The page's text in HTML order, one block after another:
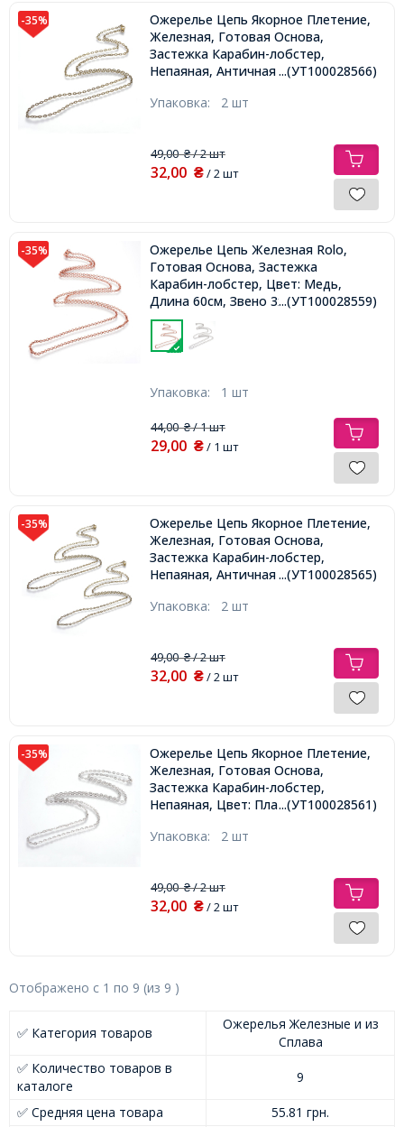
-35%
Ожерелье Цепь Якорное Плетение,
Железная, Готовая Основа,
Застежка Карабин-лобстер,
Непаяная, Античная Бронза, 60см,
...(УТ100028566)
Упаковка: 2 шт
49,00₴/ 2 шт
32,00 ₴/ 2 шт
-35%
Ожерелье Цепь Железная Rolo,
Готовая Основа, Застежка
Карабин-лобстер, Цвет: Медь,
Длина 60см, Звено 3х0.8мм,...(УТ100028559)
Упаковка: 1 шт
44,00₴/ 1 шт
29,00 ₴/ 1 шт
-35%
Ожерелье Цепь Якорное Плетение,
Железная, Готовая Основа,
Застежка Карабин-лобстер,
Непаяная, Античная Бронза, 45см,
...(УТ100028565)
Упаковка: 2 шт
49,00₴/ 2 шт
32,00 ₴/ 2 шт
-35%
Ожерелье Цепь Якорное Плетение,
Железная, Готовая Основа,
Застежка Карабин-лобстер,
Непаяная, Цвет: Платина, 45см,
...(УТ100028561)
Упаковка: 2 шт
49,00₴/ 2 шт
32,00 ₴/ 2 шт
Отображено с 1 по 9 (из 9 )
✅ Категория товаров
Ожерелья Железные и из
Сплава
✅ Количество товаров в
каталоге
9
✅ Средняя цена товара
55.81 грн.